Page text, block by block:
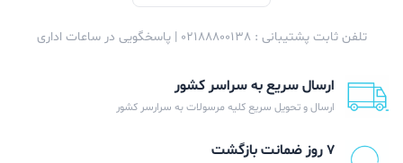
مادربردهای سری Prime ایسوس بیش تست های سخت
گیرانه ای مورد سنجش قرار داده می شوند تا به طور کامل
تلفن ثابت پشتیبانی : 02188800138 | پاسخگویی در ساعات اداری
ارسال سریع به سراسر کشور
ارسال و تحویل سریع کلیه مرسولات به سرارسر کشور
۷ روز ضمانت بازگشت